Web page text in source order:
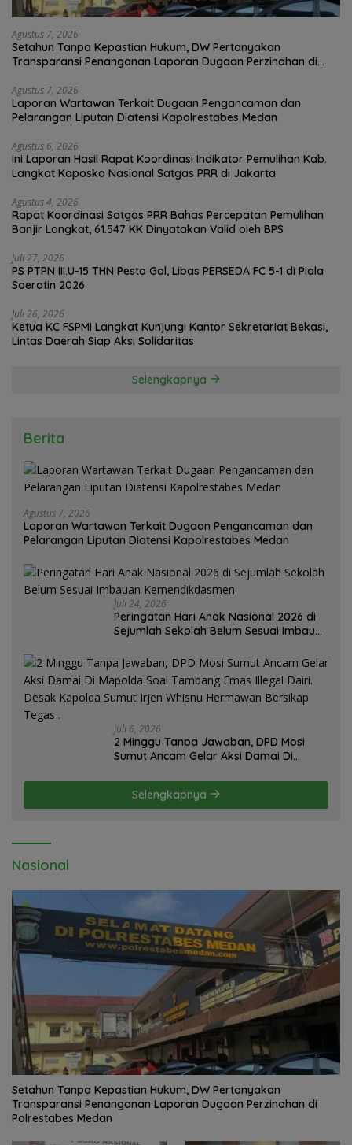
Agustus 7, 2026
Setahun Tanpa Kepastian Hukum, DW Pertanyakan
Transparansi Penanganan Laporan Dugaan Perzinahan di
Agustus 7, 2026
Laporan Wartawan Terkait Dugaan Pengancaman dan
Pelarangan Liputan Diatensi Kapolrestabes Medan
Agustus 6, 2026
Ini Laporan Hasil Rapat Koordinasi Indikator Pemulihan Kab.
Langkat Kaposko Nasional Satgas PRR di Jakarta
Agustus 4, 2026
Rapat Koordinasi Satgas PRR Bahas Percepatan Pemulihan
Banjir Langkat, 61.547 KK Dinyatakan Valid oleh BPS
Juli 27, 2026
PS PTPN III.U-15 THN Pesta Gol, Libas PERSEDA FC 5-1 di Piala
Soeratin 2026
Juli 26, 2026
Ketua KC FSPMI Langkat Kunjungi Kantor Sekretariat Bekasi,
Lintas Daerah Siap Aksi Solidaritas
Selengkapnya
Berita
Agustus 7, 2026
Laporan Wartawan Terkait Dugaan Pengancaman dan
Pelarangan Liputan Diatensi Kapolrestabes Medan
Juli 24, 2026
Peringatan Hari Anak Nasional 2026 di
Sejumlah Sekolah Belum Sesuai Imbauan
Juli 6, 2026
2 Minggu Tanpa Jawaban, DPD Mosi
Sumut Ancam Gelar Aksi Damai Di
Dairi. Desak Kapolda Sumut Irjen
Whisnu Hermawan Bersikap Tegas .
Selengkapnya
Nasional
Setahun Tanpa Kepastian Hukum, DW Pertanyakan
Transparansi Penanganan Laporan Dugaan Perzinahan di
Polrestabes Medan